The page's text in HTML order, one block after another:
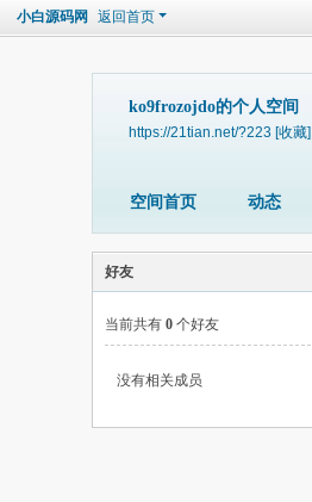
小白源码网 返回首页
ko9frozojdo的个人空间
https://21tian.net/?223 [收藏]
空间首页 动态
好友
当前共有 0 个好友
没有相关成员